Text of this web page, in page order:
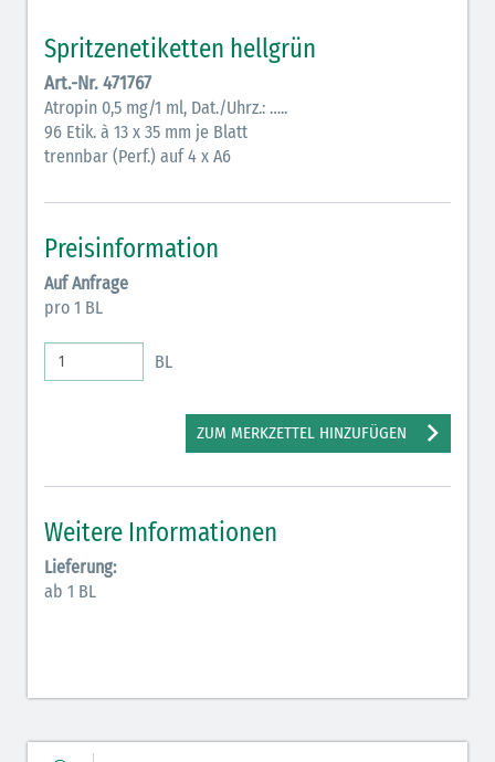
schraffiert)
Anticholinergika (hellgrün)
Cholinergika (hellgrün schraffiert)
Rahmen)
Bronchodilatatoren (blau-braun)
Antikonvulsiva (grau-lila)
Inodilatatoren (rot-grün)
Elektrolyte (grün-pink)
Elektrolyte Kalium (grün-blau)
Elektrolyte NaCl (grün)
Spritzenetiketten hellgrün
Art.-Nr. 471767
Atropin 0,5 mg/1 ml, Dat./Uhrz.: …..
96 Etik. à 13 x 35 mm je Blatt
trennbar (Perf.) auf 4 x A6
Preisinformation
Auf Anfrage
pro 1 BL
BL
ZUM MERKZETTEL HINZUFÜGEN
Weitere Informationen
Lieferung:
ab 1 BL